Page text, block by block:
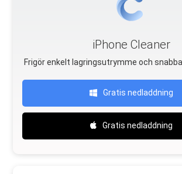
iPhone Cleaner
Frigör enkelt lagringsutrymme och
Gratis nedladdning
Gratis nedladdning